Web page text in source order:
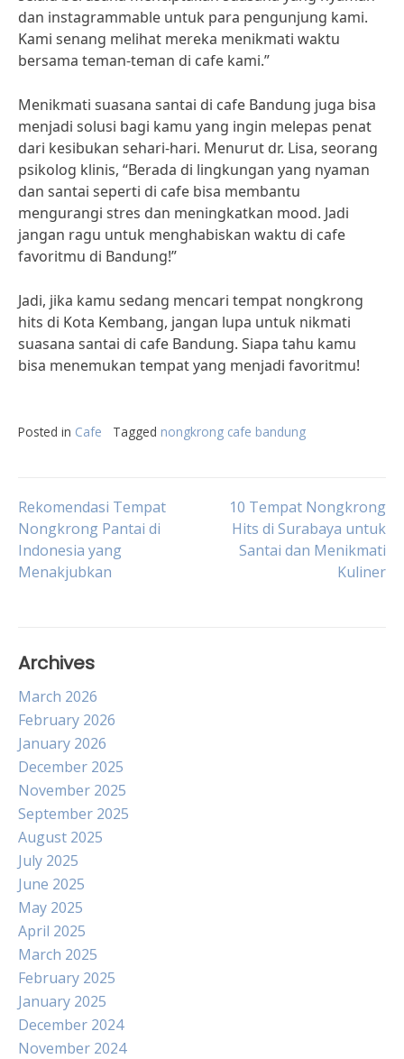
dan instagrammable untuk para pengunjung kami.
Kami senang melihat mereka menikmati waktu
bersama teman-teman di cafe kami.”
Menikmati suasana santai di cafe Bandung juga bisa
menjadi solusi bagi kamu yang ingin melepas penat
dari kesibukan sehari-hari. Menurut dr. Lisa, seorang
psikolog klinis, “Berada di lingkungan yang nyaman
dan santai seperti di cafe bisa membantu
mengurangi stres dan meningkatkan mood. Jadi
jangan ragu untuk menghabiskan waktu di cafe
favoritmu di Bandung!”
Jadi, jika kamu sedang mencari tempat nongkrong
hits di Kota Kembang, jangan lupa untuk nikmati
suasana santai di cafe Bandung. Siapa tahu kamu
bisa menemukan tempat yang menjadi favoritmu!
Posted in Cafe Tagged nongkrong cafe bandung
Post
navigation
Rekomendasi Tempat
Nongkrong Pantai di
Indonesia yang
Menakjubkan
10 Tempat Nongkrong
Hits di Surabaya untuk
Santai dan Menikmati
Kuliner
Archives
March 2026
February 2026
January 2026
December 2025
November 2025
September 2025
August 2025
July 2025
June 2025
May 2025
April 2025
March 2025
February 2025
January 2025
December 2024
November 2024